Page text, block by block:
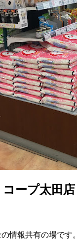
コープ太田店
情報共有の場です。